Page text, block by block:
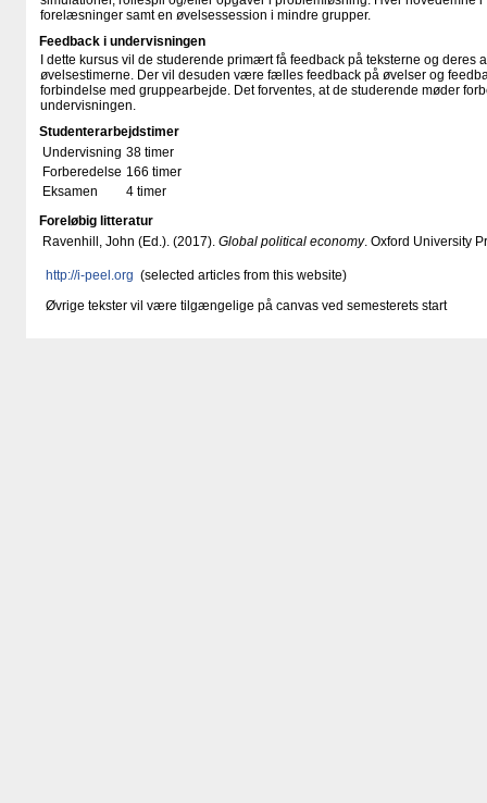
forelæsninger samt en øvelsessession i mindre grupper.
Feedback i undervisningen
I dette kursus vil de studerende primært få feedback på teksterne og deres
øvelsestimerne. Der vil desuden være fælles feedback på øvelser og
forbindelse med gruppearbejde. Det forventes, at de studerende møder
undervisningen.
Studenterarbejdstimer
Undervisning 38 timer
Forberedelse 166 timer
Eksamen
4 timer
Foreløbig litteratur
Ravenhill, John (Ed.). (2017). Global political economy. Oxford University
http://i-peel.org (selected articles from this website)
Øvrige tekster vil være tilgængelige på canvas ved semesterets start